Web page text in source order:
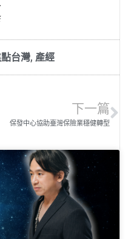
台灣, 產經
下一篇
保發中心協助臺灣保險業穩健轉型